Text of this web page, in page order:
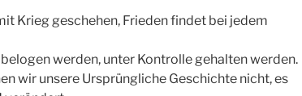
Krieg geschehen, Frieden findet bei jedem
werden, unter Kontrolle gehalten werden.
wir unsere Ursprüngliche Geschichte nicht, es